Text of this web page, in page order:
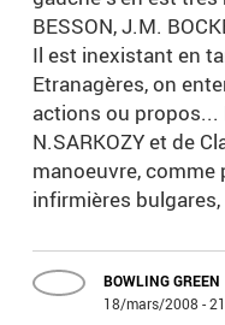
BESSON, J.M.
Il est inexistant en
Etranagères, on
actions ou propos...
N.SARKOZY et de
manoeuvre, comme
infirmières bulgares,
BOWLING GREEN
18/mars/2008 -